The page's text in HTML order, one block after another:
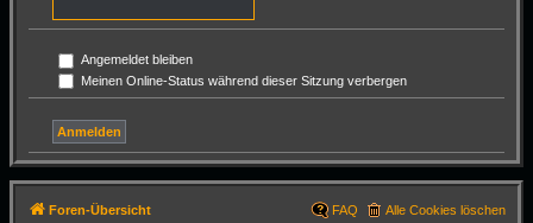
Angemeldet bleiben
Meinen Online-Status während dieser Sitzung verbergen
Foren-Übersicht Alle Cookies löschen
FAQ